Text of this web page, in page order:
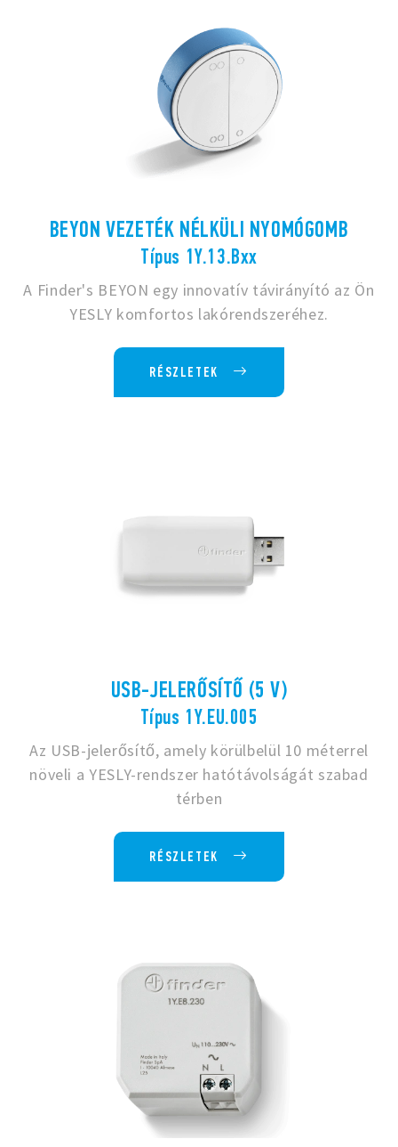
BEYON VEZETÉK NÉLKÜLI NYOMÓGOMB
Típus 1Y.13.Bxx
A Finder's BEYON egy innovatív távirányító az Ön
YESLY komfortos lakórendszeréhez.
RÉSZLETEK
USB-JELERŐSÍTŐ (5 V)
Típus 1Y.EU.005
Az USB-jelerősítő, amely körülbelül 10 méterrel
növeli a YESLY-rendszer hatótávolságát szabad
térben
RÉSZLETEK